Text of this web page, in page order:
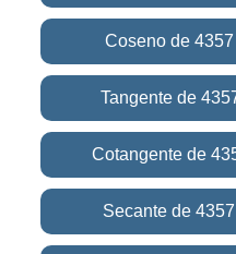
Coseno de
Tangente de
Cotangente de
Secante de